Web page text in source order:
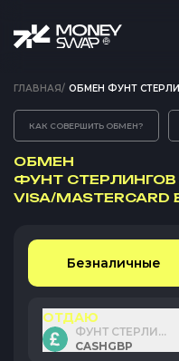
ГЛАВНАЯ/ ОБМЕН ФУНТ
КАК СОВЕРШИТЬ ОБМЕН?
ОБМЕН
ФУНТ СТЕРЛИНГОВ
VISA/MASTERCARD
Безналичные
ОТДАЮ
ФУНТ
CASHGBP